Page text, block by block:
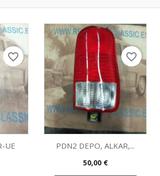
UE
favorite_border
Vista rápida
PDN2 DEPO, ALKAR,...
Precio
50,00 €
favorite_border